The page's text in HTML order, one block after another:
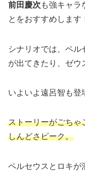
前田慶次 も強キャラ
とをおすすめします
シナリオでは、ペル
が出てきたり、ゼウ
いよいよ遠呂智も
ストーリーがごちゃ
しんどさピーク。
ペルセウスとロキが